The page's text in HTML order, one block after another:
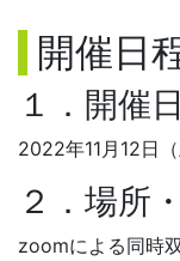
開催日
１．開催
2022年11月12日
２．場所
zoomによる同時